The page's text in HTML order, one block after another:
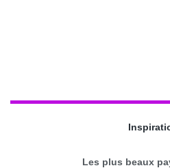
Les plus beaux